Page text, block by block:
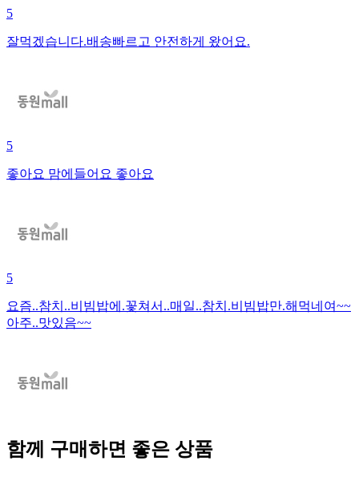
5
잘먹겠습니다.배송빠르고 안전하게 왔어요.
5
좋아요 맘에들어요 좋아요
5
요즘..참치..비빔밥에.꽃쳐서..매일..참치.비빔밥만.해먹네여~~
아주..맛있음~~
함께 구매하면 좋은 상품